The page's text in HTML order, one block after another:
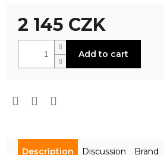
rating
0,0
2 145 CZK
Add to cart
Description Discussion
Brand